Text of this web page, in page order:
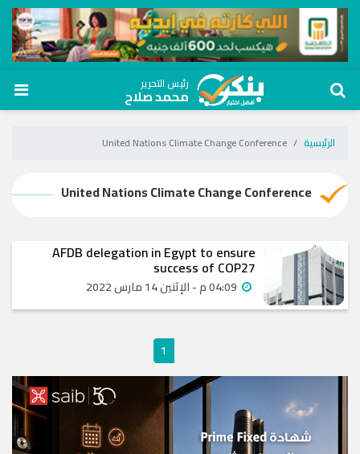
رئيس التحرير
محمد صلاح
الرئيسية United Nations Climate Change Conference
United Nations Climate Change Conference
AFDB delegation in Egypt to ensure
success of COP27
1